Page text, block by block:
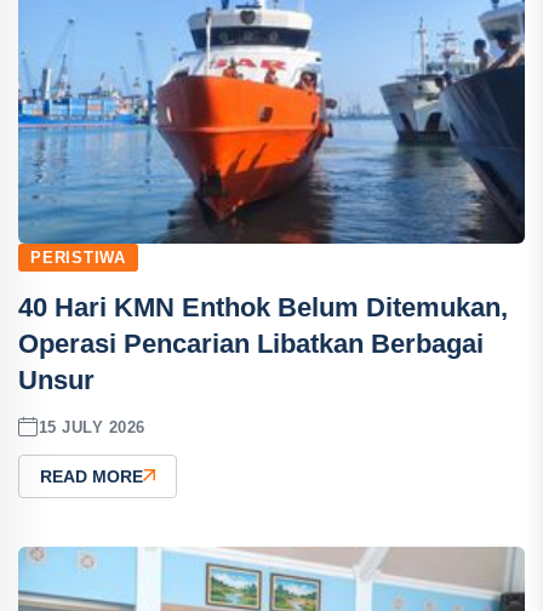
PERISTIWA
40 Hari KMN Enthok Belum Ditemukan,
Operasi Pencarian Libatkan Berbagai
Unsur
15 JULY 2026
READ MORE